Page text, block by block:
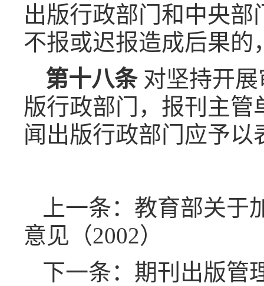
出版行政部门和中央
不报或迟报造成后果
第十八条对坚持开展
版行政部门，报刊主
闻出版行政部门应予以
上一条：教育部关
意见（2002）
下一条：期刊出版管